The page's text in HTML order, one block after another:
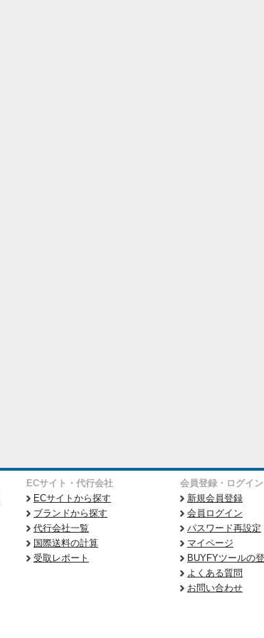
ECサイト・代行会社
ECサイトから探す
ブランドから探す
代行会社一覧
国際送料の計算
受取レポート
会員登録・ログイン
新規会員登録
会員ログイン
パスワード再設定
マイページ
BUYFYツールの
よくある質問
お問い合わせ